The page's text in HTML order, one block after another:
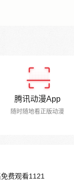
腾讯动漫App
随时随地看正版动漫
费观看1121